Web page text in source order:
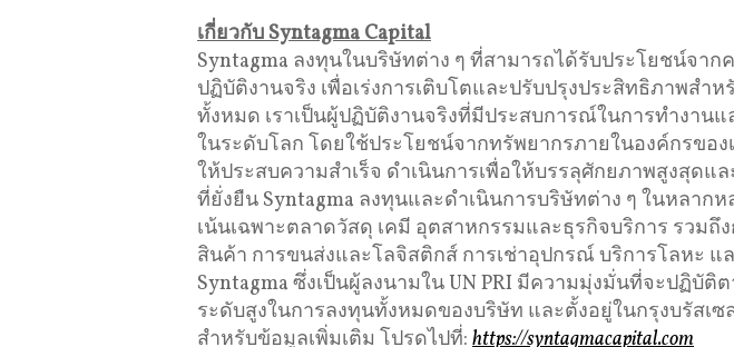
เกี่ยวกับSyntagma Capital
Syntagma ลงทุนในบริษัทต่าง ๆ ที่สามารถได้รับประโยชน์จาก
ปฏิบัติงานจริง เพื่อเร่งการเติบโตและปรับปรุงประสิทธิภาพสำ
ทั้งหมด เราเป็นผู้ปฏิบัติงานจริงที่มีประสบการณ์ในการทำงาน
ในระดับโลก โดยใช้ประโยชน์จากทรัพยากรภายในองค์กรขอ
ให้ประสบความสำเร็จ ดำเนินการเพื่อให้บรรลุศักยภาพสูงสุดแ
ที่ยั่งยืน Syntagma ลงทุนและดำเนินการบริษัทต่าง ๆ ในหลาก
เน้นเฉพาะตลาดวัสดุ เคมี อุตสาหกรรมและธุรกิจบริการ รวมถึ
สินค้า การขนส่งและโลจิสติกส์ การเช่าอุปกรณ์ บริการโลหะ แ
Syntagma ซึ่งเป็นผู้ลงนามใน UN PRI มีความมุ่งมั่นที่จะปฏิบัติ
ระดับสูงในการลงทุนทั้งหมดของบริษัท และตั้งอยู่ในกรุงบรัสเซ
สำหรับข้อมูลเพิ่มเติม โปรดไปที่: https://syntagmacapital.com